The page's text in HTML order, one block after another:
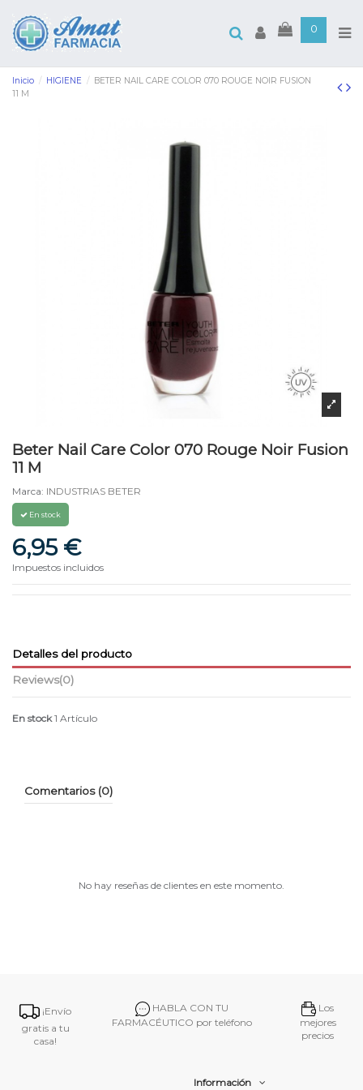
0
Inicio HIGIENE
BETER NAIL CARE COLOR 070 ROUGE NOIR FUSION
11 M
Beter Nail Care Color 070 Rouge Noir Fusion
11 M
Marca: INDUSTRIAS BETER
En stock
6,95 €
Impuestos incluidos
Detalles del producto
Reviews(0)
En stock 1 Artículo
Comentarios (0)
No hay reseñas de clientes en este momento.
¡Envío
gratis a tu
casa!
HABLA CON TU
FARMACÉUTICO por teléfono
Los
mejores
precios
Información